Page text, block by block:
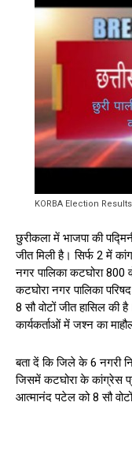
KORBA Election Results
छुरीकला में भाजपा की
जीत मिली है। सिर्फ 2 में
नगर पालिका कटघोरा 800
कटघोरा नगर पालिका
8 सौ वोटों जीत हासिल की
कार्यकर्ताओं में जश्न का
बता दें कि जिले के 6 नगरी
जिसमें कटघोरा के कांग्रेस
आत्मानंद पटेल को 8 सौ